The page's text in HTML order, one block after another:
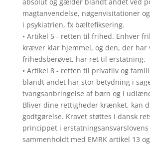
magtanvendelse, nøgenvisitationer
i psykiatrien, fx bæltefiksering.
• Artikel 5 - retten til frihed. Enhver
kræver klar hjemmel, og den, der
frihedsberøvet, har ret til erstatning.
• Artikel 8 - retten til privatliv og
blandt andet har stor betydning i
tvangsanbringelse af børn og i
Bliver dine rettigheder krænket, kan
godtgørelse. Kravet støttes i dansk
princippet i erstatningsansvarslovens
sammenholdt med EMRK artikel 13